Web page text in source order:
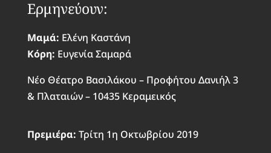
Ερμηνεύουν:
Μαμά: Ελένη Καστάνη
Κόρη: Ευγενία Σαμαρά
Νέο Θέατρο Βασιλάκου – Προφήτου Δανιήλ 3
& Πλαταιών – 10435 Κεραμεικός
Πρεμιέρα: Τρίτη 1η Οκτωβρίου 2019